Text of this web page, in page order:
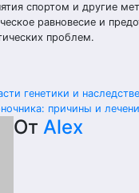
спортом и другие
равновесие и
проблем.
генетики и
причины и
От Alex